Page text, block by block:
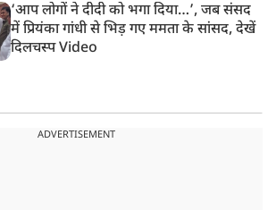
‘आप लोगों ने दीदी को भगा दिया…’, जब संसद
में प्रियंका गांधी से भिड़ गए ममता के सांसद, देखें
दिलचस्प Video
ADVERTISEMENT